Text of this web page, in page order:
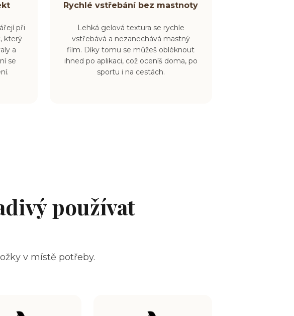
při
který
a
se
Rychlé vstřebání bez mastnoty
Lehká gelová textura se rychle
vstřebává a nezanechává mastný
film. Díky tomu se můžeš obléknout
ihned po aplikaci, což oceníš doma, po
sportu i na cestách.
používat
v místě potřeby.